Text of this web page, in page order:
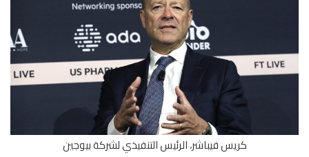
كريس فيباشر، الرئيس التنفيذي لشركة بيوجين